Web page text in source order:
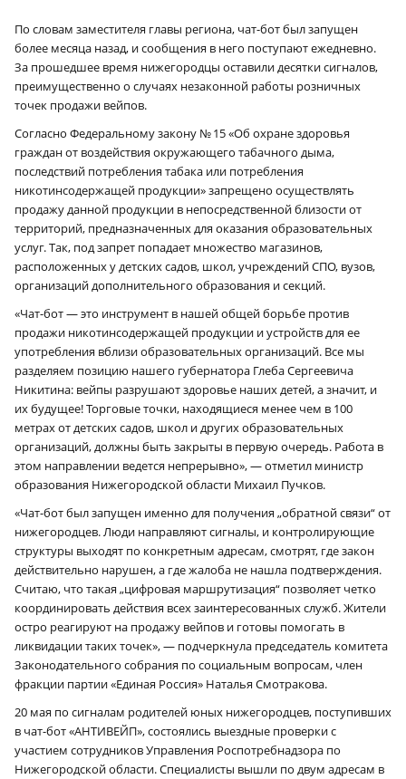
По словам заместителя главы региона, чат-бот был запущен
более месяца назад, и сообщения в него поступают ежедневно.
За прошедшее время нижегородцы оставили десятки сигналов,
преимущественно о случаях незаконной работы розничных
точек продажи вейпов.
Согласно Федеральному закону № 15 «Об охране здоровья
граждан от воздействия окружающего табачного дыма,
последствий потребления табака или потребления
никотинсодержащей продукции» запрещено осуществлять
продажу данной продукции в непосредственной близости от
территорий, предназначенных для оказания образовательных
услуг. Так, под запрет попадает множество магазинов,
расположенных у детских садов, школ, учреждений СПО, вузов,
организаций дополнительного образования и секций.
«Чат-бот — это инструмент в нашей общей борьбе против
продажи никотинсодержащей продукции и устройств для ее
употребления вблизи образовательных организаций. Все мы
разделяем позицию нашего губернатора Глеба Сергеевича
Никитина: вейпы разрушают здоровье наших детей, а значит, и
их будущее! Торговые точки, находящиеся менее чем в 100
метрах от детских садов, школ и других образовательных
организаций, должны быть закрыты в первую очередь. Работа в
этом направлении ведется непрерывно», — отметил министр
образования Нижегородской области Михаил Пучков.
«Чат-бот был запущен именно для получения „обратной связи“ от
нижегородцев. Люди направляют сигналы, и контролирующие
структуры выходят по конкретным адресам, смотрят, где закон
действительно нарушен, а где жалоба не нашла подтверждения.
Считаю, что такая „цифровая маршрутизация“ позволяет четко
координировать действия всех заинтересованных служб. Жители
остро реагируют на продажу вейпов и готовы помогать в
ликвидации таких точек», — подчеркнула председатель комитета
Законодательного собрания по социальным вопросам, член
фракции партии «Единая Россия» Наталья Смотракова.
20 мая по сигналам родителей юных нижегородцев, поступивших
в чат-бот «АНТИВЕЙП», состоялись выездные проверки с
участием сотрудников Управления Роспотребнадзора по
Нижегородской области. Специалисты вышли по двум адресам в